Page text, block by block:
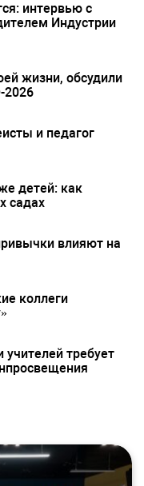
интервью с
Индустрии
жизни, обсудили
2026
и педагог
детей: как
садах
влияют на
коллеги
требует